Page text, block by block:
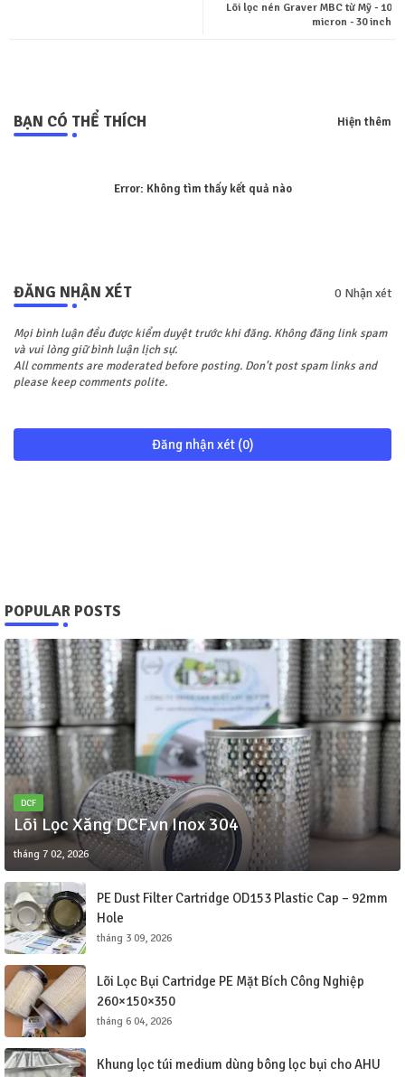
tsa
Lõi lọc nén Graver MBC từ Mỹ - 10
micron - 30 inch
BẠN CÓ THỂ THÍCH Hiện thêm
Error: Không tìm thấy kết quả nào
ĐĂNG NHẬN XÉT 0 Nhận xét
Mọi bình luận đều được kiểm duyệt trước khi đăng. Không đăng link spam
và vui lòng giữ bình luận lịch sự.
All comments are moderated before posting. Don't post spam links and
please keep comments polite.
Đăng nhận xét (0)
POPULAR POSTS
DCF
Lõi Lọc Xăng DCF.vn Inox 304
tháng 7 02, 2026
PE Dust Filter Cartridge OD153 Plastic Cap – 92mm
Hole
tháng 3 09, 2026
Lõi Lọc Bụi Cartridge PE Mặt Bích Công Nghiệp
260×150×350
tháng 6 04, 2026
Khung lọc túi medium dùng bông lọc bụi cho AHU